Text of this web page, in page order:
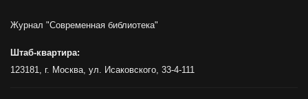
Журнал "Современная библиотека"
Штаб-квартира:
123181, г. Москва, ул. Исаковского, 33-4-111